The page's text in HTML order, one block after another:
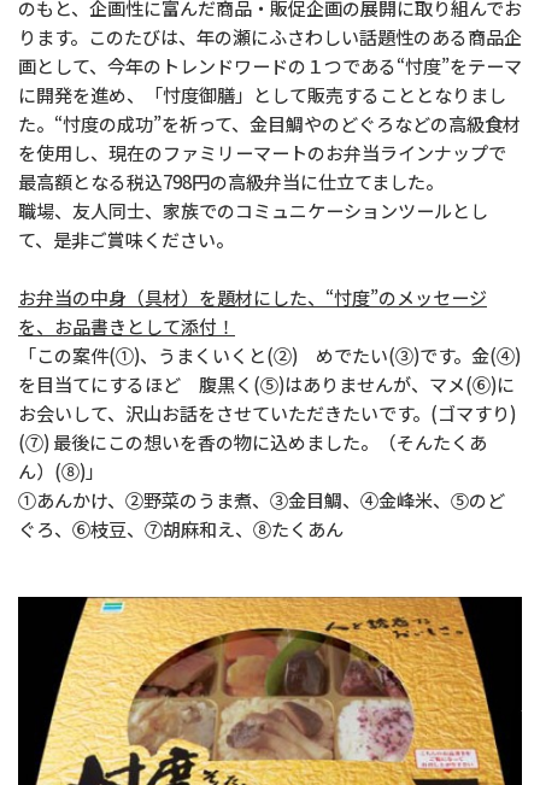
のもと、企画性に富んだ商品・販促企画の展開に取り組んでお
ります。このたびは、年の瀬にふさわしい話題性のある商品企
画として、今年のトレンドワードの１つである“忖度”をテーマ
に開発を進め、「忖度御膳」として販売することとなりまし
た。“忖度の成功”を祈って、金目鯛やのどぐろなどの高級食材
を使用し、現在のファミリーマートのお弁当ラインナップで
最高額となる税込798円の高級弁当に仕立てました。
職場、友人同士、家族でのコミュニケーションツールとし
て、是非ご賞味ください。
お弁当の中身（具材）を題材にした、“忖度”のメッセージ
を、お品書きとして添付！
「この案件(①)、うまくいくと(②) めでたい(③)です。金(④)
を目当てにするほど 腹黒く(⑤)はありませんが、マメ(⑥)に
お会いして、沢山お話をさせていただきたいです。(ゴマすり)
(⑦) 最後にこの想いを香の物に込めました。（そんたくあ
ん）(⑧)」
①あんかけ、②野菜のうま煮、③金目鯛、④金峰米、⑤のど
ぐろ、⑥枝豆、⑦胡麻和え、⑧たくあん